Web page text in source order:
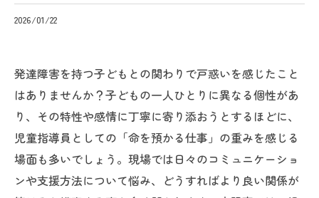
2026/01/22
発達障害を持つ子どもとの関わりで戸惑いを感じたこと
はありませんか？子どもの一人ひとりに異なる個性があ
り、その特性や感情に丁寧に寄り添おうとするほどに、
児童指導員としての「命を預かる仕事」の重みを感じる
場面も多いでしょう。現場では日々のコミュニケーショ
ンや支援方法について悩み、どうすればより良い関係が